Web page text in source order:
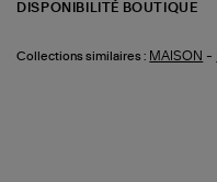
DISPONIBILITÉ BOUTIQUE
Collections similaires : MAISON -